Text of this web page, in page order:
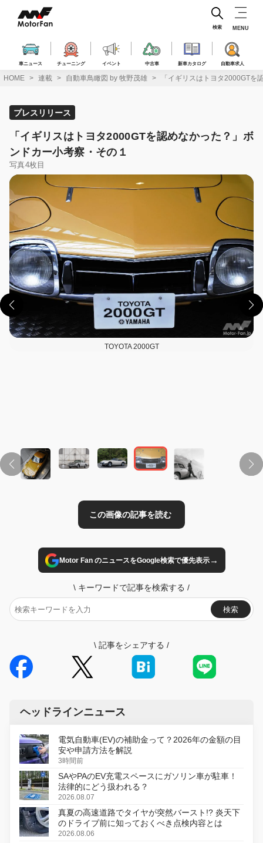
ス
車ニュース チューニング イベント 中古車 新車カタログ 自動車求人
検索 MENU
HOME 連載 自動車鳥瞰図 by 牧野茂雄 「イギリスはトヨタ2000GTを
プレスリリース
「イギリスはトヨタ2000GTを認めなかった？」ボ
ンドカー小考察・その１
写真4枚目
TOYOTA 2000GT
Motor Fan のニュースをGoogle検索で優先表示→
\ キーワードで記事を検索する /
検索
\ 記事をシェアする /
ヘッドラインニュース
電気自動車(EV)の補助金って？2026年の金額の目
安や申請方法を解説
3時間前
SAやPAのEV充電スペースにガソリン車が駐車！
法律的にどう扱われる？
2026.08.07
真夏の高速道路でタイヤが突然バースト!? 炎天下
のドライブ前に知っておくべき点検内容とは
2026.08.06